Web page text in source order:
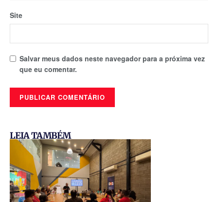
Site
Salvar meus dados neste navegador para a próxima vez
que eu comentar.
LEIA TAMBÉM